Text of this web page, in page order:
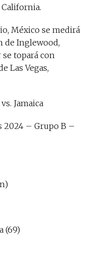
California.
México se medirá
de Inglewood,
topará con
Las Vegas,
Jamaica
2024 – Grupo B –
(69)